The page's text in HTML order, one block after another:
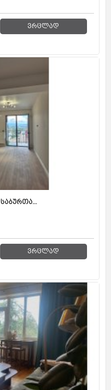
ვრცლად
ვრცლად